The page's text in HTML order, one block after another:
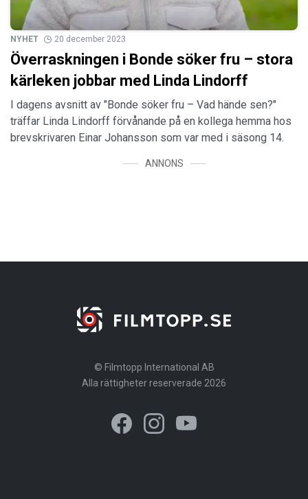
NYHET 20 december 2023
Överraskningen i Bonde söker fru – stora
kärleken jobbar med Linda Lindorff
I dagens avsnitt av "Bonde söker fru – Vad hände sen?"
träffar Linda Lindorff förvånande på en kollega hemma hos
brevskrivaren Einar Johansson som var med i säsong 14.
ANNONS
© Filmtopp International AB
Alla rättigheter reserverade 2026